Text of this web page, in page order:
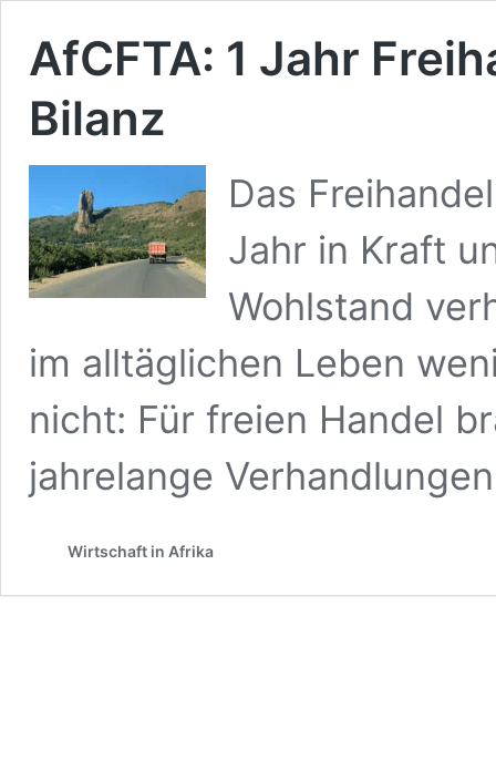
AfCFTA: 1 Jahr
Bilanz
Das
Jahr in Kraft
Wohlstand
im alltäglichen Leben
nicht: Für freien Handel
jahrelange
Wirtschaft in Afrika